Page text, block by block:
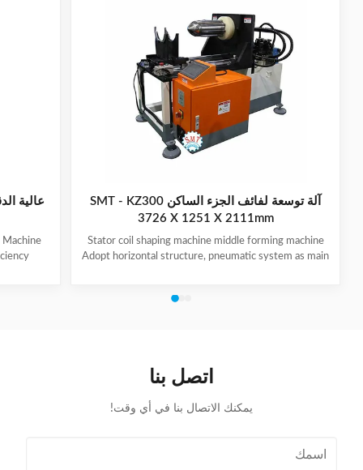
آلة توسعة لفائف الجزء الساكن SMT - KZ300
3726 X 1251 X 2111mm
Stator coil shaping machine middle forming machine
Adopt horizontal structure, pneumatic system as main
expanding blades is synchronous, no need two times
after expending. (1)
عالية
اتصل بنا
يمكنك الاتصال بنا في أي وقت!